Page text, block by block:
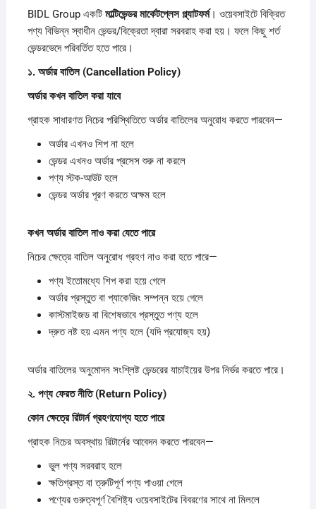
BIDL Group একটি মাল্টিভেন্ডরমার্কেটপ্লেসপ্ল্যাটফর্ম। ওয়েবসাইটে বিক্রিত
পণ্য বিভিন্ন স্বাধীন ভেন্ডর/বিক্রেতা দ্বারা সরবরাহ করা হয়। ফলে কিছু শর্ত
ভেন্ডরভেদে পরিবর্তিত হতে পারে।
১. অর্ডারবাতিল (Cancellation Policy)
অর্ডারকখনবাতিলকরাযাবে
গ্রাহক সাধারণত নিচের পরিস্থিতিতে অর্ডার বাতিলের অনুরোধ করতে পারবেন—
অর্ডার এখনও শিপ না হলে
ভেন্ডর এখনও অর্ডার প্রসেস শুরু না করলে
পণ্য স্টক-আউট হলে
ভেন্ডর অর্ডার পূরণ করতে অক্ষম হলে
কখনঅর্ডারবাতিলনাওকরাযেতেপারে
নিচের ক্ষেত্রে বাতিল অনুরোধ গ্রহণ নাও করা হতে পারে—
পণ্য ইতোমধ্যে শিপ করা হয়ে গেলে
অর্ডার প্রস্তুত বা প্যাকেজিং সম্পন্ন হয়ে গেলে
কাস্টমাইজড বা বিশেষভাবে প্রস্তুত পণ্য হলে
দ্রুত নষ্ট হয় এমন পণ্য হলে (যদি প্রযোজ্য হয়)
অর্ডার বাতিলের অনুমোদন সংশ্লিষ্ট ভেন্ডরের যাচাইয়ের উপর নির্ভর করতে পারে।
২. পণ্যফেরতনীতি (Return Policy)
কোনক্ষেত্রেরিটার্নগ্রহণযোগ্যহতেপারে
গ্রাহক নিচের অবস্থায় রিটার্নের আবেদন করতে পারবেন—
ভুল পণ্য সরবরাহ হলে
ক্ষতিগ্রস্ত বা ত্রুটিপূর্ণ পণ্য পাওয়া গেলে
পণ্যের গুরুত্বপূর্ণ বৈশিষ্ট্য ওয়েবসাইটের বিবরণের সাথে না মিললে